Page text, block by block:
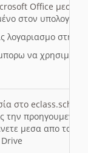
Office μεσω
στον
λογαριασμο στη
να
στο eclass.sch.gr
την
μεσα απο το